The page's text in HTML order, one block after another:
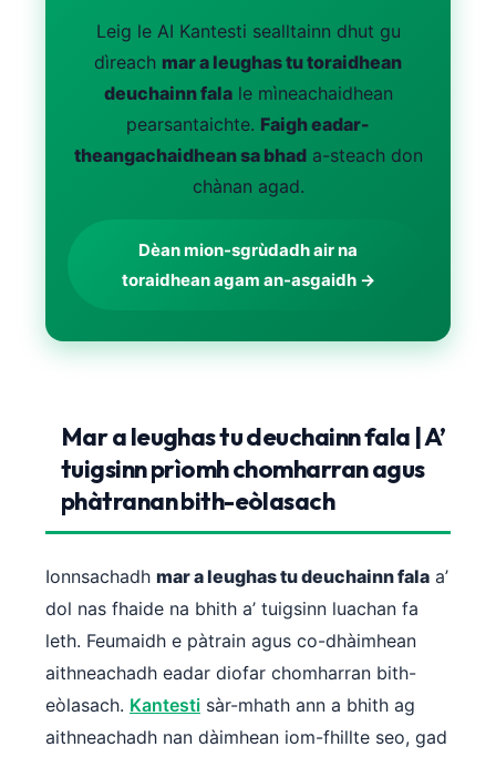
Leig le AI Kantesti sealltainn dhut gu
dìreach mar a leughas tu toraidhean
deuchainn falale mìneachaidhean
pearsantaichte. Faigh eadar-
theangachaidhean sa bhada-steach don
chànan agad.
Dèan mion-sgrùdadh air na
toraidhean agam an-asgaidh →
Mar a leughas tu deuchainn fala | A’
tuigsinn prìomh chomharran agus
phàtranan bith-eòlasach
Ionnsachadh mar a leughas tu deuchainn fala a’
dol nas fhaide na bhith a’ tuigsinn luachan fa
leth. Feumaidh e pàtrain agus co-dhàimhean
aithneachadh eadar diofar chomharran bith-
eòlasach. Kantesti sàr-mhath ann a bhith ag
aithneachadh nan dàimhean iom-fhillte seo, gad
বাংলা
اردو
मराठी
తెలుగు
தமிழ்
ગુજરાતી
ಕನ್ನಡ
മലയാളം
Tiếng Việt
Kiswahili
አማርኛ
Українська
O‘zbekcha
Català